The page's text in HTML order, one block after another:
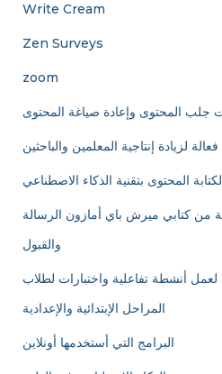
Write Cream
Zen Surveys
zoom
جلب المحتوى وإعادة صياغة المحتوى
لزيادة إنتاجية المعلمين والباحثين
المحتوى بتقنية الذكاء الاصطناعي
من كتابي ميرش باي أمازون الرسالة
والقبول
أنشطة تفاعلية واختبارات لطلاب
المراحل الإبتدائية والإعدادية
البرامج التي أستخدمها أونلاين